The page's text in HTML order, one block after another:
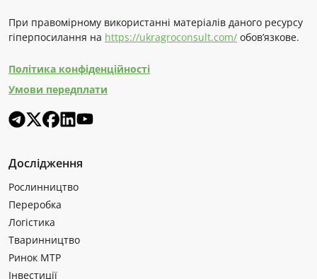
При правомірному використанні матеріалів даного ресурсу
гіперпосилання на https://ukragroconsult.com/ обов’язкове.
Політика конфіденційності
Умови передплати
Дослідження
Рослинництво
Переробка
Логістика
Тваринництво
Ринок МТР
Інвестиції